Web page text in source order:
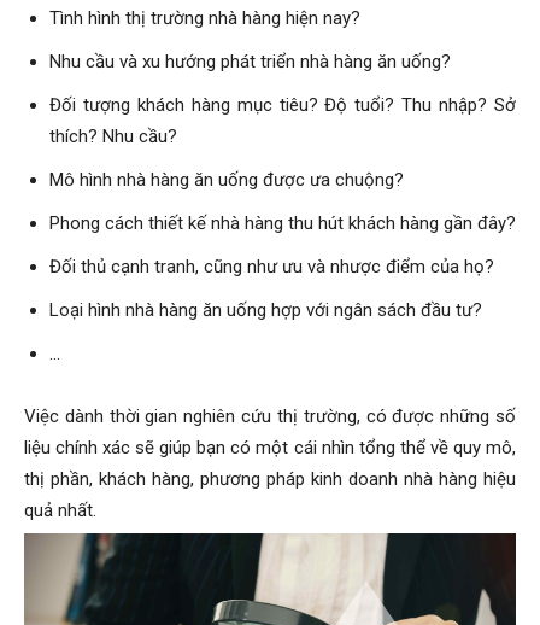
Tình hình thị trường nhà hàng hiện nay?
Nhu cầu và xu hướng phát triển nhà hàng ăn uống?
Đối tượng khách hàng mục tiêu? Độ tuổi? Thu nhập? Sở
thích? Nhu cầu?
Mô hình nhà hàng ăn uống được ưa chuộng?
Phong cách thiết kế nhà hàng thu hút khách hàng gần đây?
Đối thủ cạnh tranh, cũng như ưu và nhược điểm của họ?
Loại hình nhà hàng ăn uống hợp với ngân sách đầu tư?
…
Việc dành thời gian nghiên cứu thị trường, có được những số
liệu chính xác sẽ giúp bạn có một cái nhìn tổng thể về quy mô,
thị phần, khách hàng, phương pháp kinh doanh nhà hàng hiệu
quả nhất.